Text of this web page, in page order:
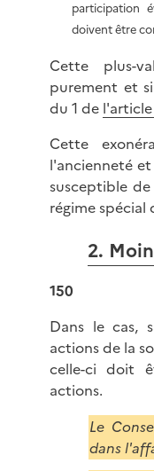
participation
doivent être
Cette plus-
purement et
du 1 de
Cette
l'ancienneté
susceptible
régime spécial
2.
150
Dans le cas,
actions de la
celle-ci doit
actions.
Le
dans